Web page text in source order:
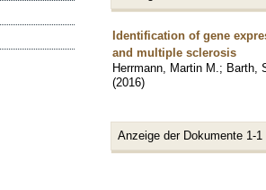
Identification of gene
and multiple sclerosis
Herrmann, Martin M. ; Barth,
(2016)
Anzeige der Dokumente 1-1